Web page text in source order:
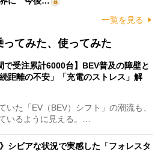
一覧を見る
てみた、使ってみた
で受注累計6000台】BEV普及の障壁と
距離の不安」「充電のストレス」解
た「EV（BEV）シフト」の潮流も、
いるように見える。…
シビアな状況で実感した「フォレスタ